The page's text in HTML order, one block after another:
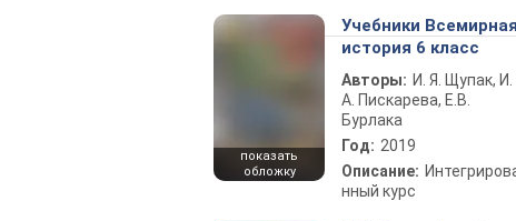
показать
обложку
Учебники Всемирная
история 6 класс
Авторы: И. Я. Щупак, И.
А. Пискарева, Е.В.
Бурлака
Год: 2019
Описание:
нный курс